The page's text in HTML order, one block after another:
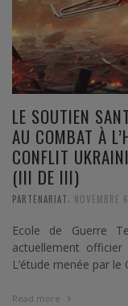
LE SOUTIEN
AU COMBAT À
CONFLIT
(III DE III)
PARTENARIAT, NOVEMBRE
Ecole de Guerre
actuellement
L’étude menée par
Read more